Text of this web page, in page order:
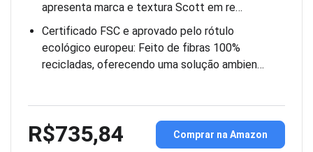
apresenta marca e textura Scott em re…
Certificado FSC e aprovado pelo rótulo
ecológico europeu: Feito de fibras 100%
recicladas, oferecendo uma solução ambien…
R$735,84 Comprar na Amazon